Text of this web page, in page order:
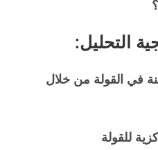
التحليل:
في القولة من خلال
للقولة